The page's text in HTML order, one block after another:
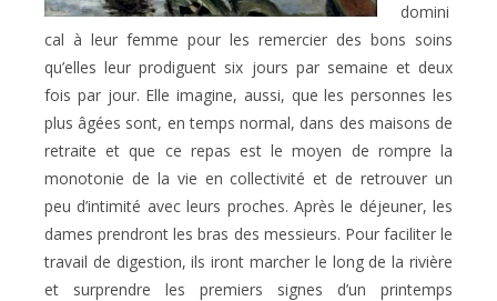
domini
cal à leur femme pour les remercier des bons soins
qu’elles leur prodiguent six jours par semaine et deux
fois par jour. Elle imagine, aussi, que les personnes les
plus âgées sont, en temps normal, dans des maisons de
retraite et que ce repas est le moyen de rompre la
monotonie de la vie en collectivité et de retrouver un
peu d’intimité avec leurs proches. Après le déjeuner, les
dames prendront les bras des messieurs. Pour faciliter le
travail de digestion, ils iront marcher le long de la rivière
et surprendre les premiers signes d’un printemps